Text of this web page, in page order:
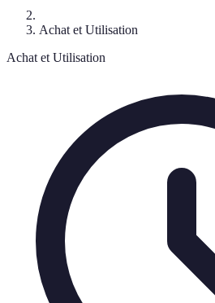
Achat et Utilisation
Achat et Utilisation